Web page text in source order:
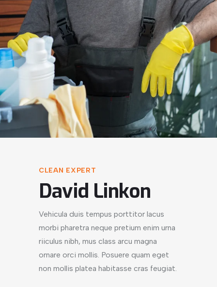
CLEAN EXPERT
David Linkon
Vehicula duis tempus porttitor lacus
morbi pharetra neque pretium enim urna
riiculus nibh, mus class arcu magna
ornare orci mollis. Posuere quam eget
non mollis platea habitasse cras feugiat.